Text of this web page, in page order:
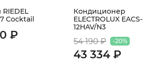
RIEDEL
Cocktail
₽
Кондиционер
ELECTROLUX EACS-
12HAV/N3
54 190 ₽ -20%
43 334 ₽